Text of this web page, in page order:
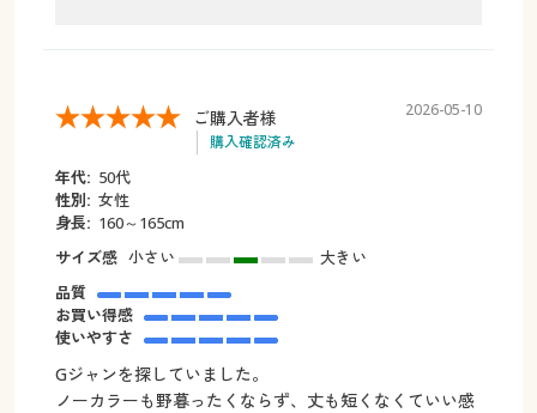
ご購入者様
購入確認済み
2026-05-10
年代: 50代
性別: 女性
身長: 160～165cm
サイズ感 小さい
大きい
品質
お買い得感
使いやすさ
Gジャンを探していました。
ノーカラーも野暮ったくならず、丈も短くなくていい感